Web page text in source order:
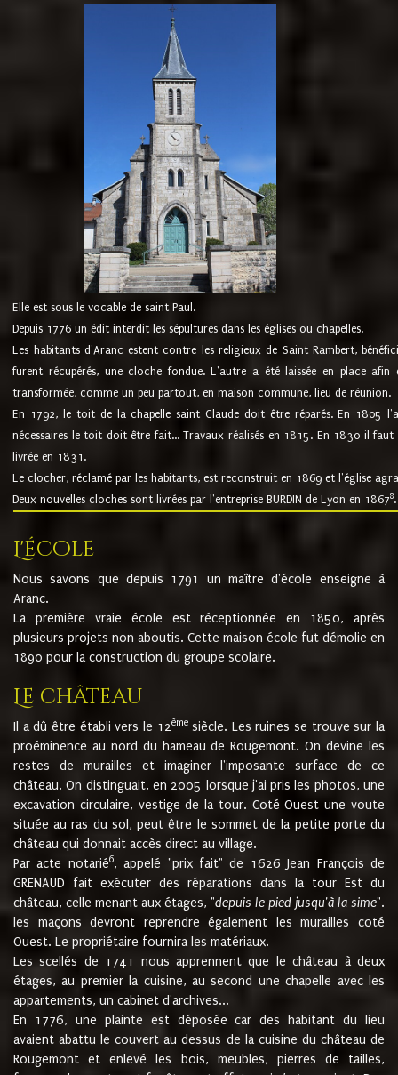
Elle est sous le vocable de saint Paul.
Depuis 1776 un édit interdit les sépultures dans les églises ou chapelles.
Les habitants d'Aranc estent contre les religieux de Saint Rambert,
furent récupérés, une cloche fondue. L'autre a été laissée en place
transformée, comme un peu partout, en maison commune, lieu de réunion.
En 1792, le toit de la chapelle saint Claude doit être réparés. En 1805
nécessaires le toit doit être fait... Travaux réalisés en 1815. En 1830 il
livrée en 1831.
Le clocher, réclamé par les habitants, est reconstruit en 1869 et l'église
Deux nouvelles cloches sont livrées par l'entreprise BURDIN de Lyon en 18678.
L'école
Nous savons que depuis 1791 un maître d'école enseigne à
Aranc.
La première vraie école est réceptionnée en 1850, après
plusieurs projets non aboutis. Cette maison école fut démolie en
1890 pour la construction du groupe scolaire.
Le château
Il a dû être établi vers le 12èmesiècle. Les ruines se trouve sur la
proéminence au nord du hameau de Rougemont. On devine les
restes de murailles et imaginer l'imposante surface de ce
château. On distinguait, en 2005 lorsque j'ai pris les photos, une
excavation circulaire, vestige de la tour. Coté Ouest une voute
située au ras du sol, peut être le sommet de la petite porte du
château qui donnait accès direct au village.
Par acte notarié6, appelé "prix fait" de 1626 Jean François de
GRENAUD fait exécuter des réparations dans la tour Est du
château, celle menant aux étages, "depuis le pied jusqu'à la sime".
les maçons devront reprendre également les murailles coté
Ouest. Le propriétaire fournira les matériaux.
Les scellés de 1741 nous apprennent que le château à deux
étages, au premier la cuisine, au second une chapelle avec les
appartements, un cabinet d'archives...
En 1776, une plainte est déposée car des habitant du lieu
avaient abattu le couvert au dessus de la cuisine du château de
Rougemont et enlevé les bois, meubles, pierres de tailles,